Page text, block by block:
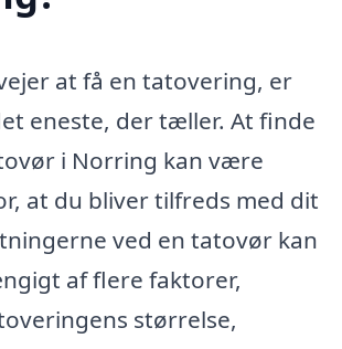
at få en tatovering, er
eneste, der tæller. At finde
i Norring kan være
at du bliver tilfreds med dit
ved en tatovør kan
af flere faktorer,
størrelse,